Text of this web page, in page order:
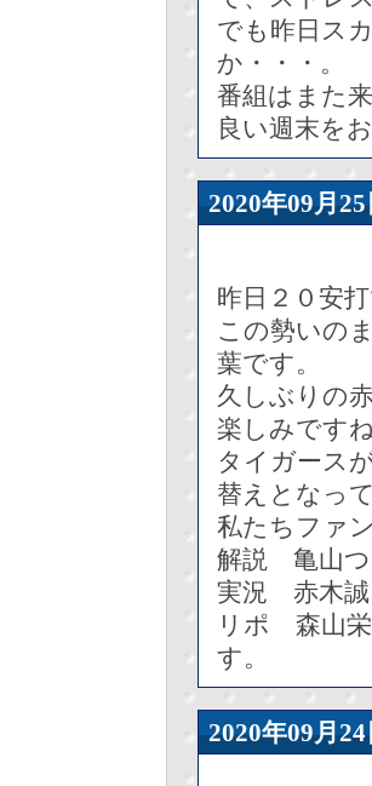
でも昨日ス
か・・・。
番組はまた
良い週末を
2020年09
昨日２０安
この勢いの
葉です。
久しぶりの
楽しみです
タイガース
替えとなっ
私たちファ
解説 亀山
実況 赤木
リポ 森山
す。
2020年09